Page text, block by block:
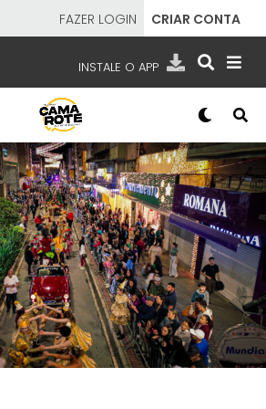
FAZER LOGIN CRIAR CONTA
INSTALE O APP
APP TV SBT
DE TELEVISÃO